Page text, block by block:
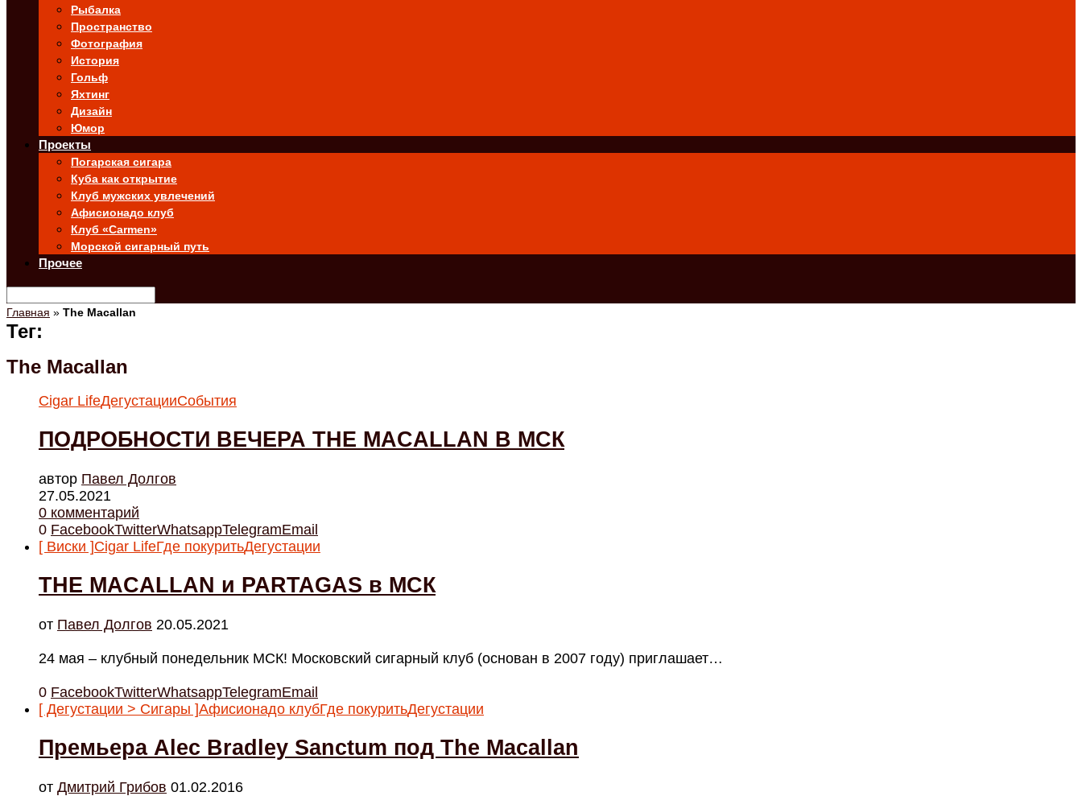
Рыбалка
Пространство
Фотография
История
Гольф
Яхтинг
Дизайн
Юмор
Проекты
Погарская сигара
Куба как открытие
Клуб мужских увлечений
Афисионадо клуб
Клуб «Carmen»
Морской сигарный путь
Прочее
Главная » The Macallan
Тег:
The Macallan
Cigar LifeДегустацииСобытия
ПОДРОБНОСТИ ВЕЧЕРА THE MACALLAN В МСК
автор Павел Долгов
27.05.2021
0 комментарий
0 FacebookTwitterWhatsappTelegramEmail
[ Виски ]Cigar LifeГде покуритьДегустации
THE MACALLAN и PARTAGAS в МСК
от Павел Долгов 20.05.2021
24 мая – клубный понедельник МСК! Московский сигарный клуб (основан в 2007 году) приглашает…
0 FacebookTwitterWhatsappTelegramEmail
[ Дегустации > Сигары ]Афисионадо клубГде покуритьДегустации
Премьера Alec Bradley Sanctum под The Macallan
от Дмитрий Грибов 01.02.2016